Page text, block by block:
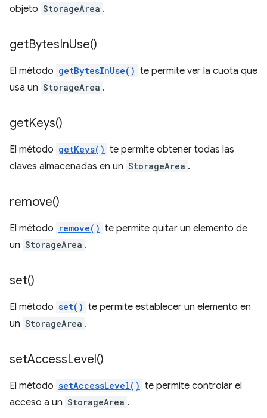
objeto StorageArea .
getBytesInUse()
El método getBytesInUse() te permite ver la cuota que
usa un StorageArea .
getKeys()
El método getKeys() te permite obtener todas las
claves almacenadas en un StorageArea .
remove()
El método remove() te permite quitar un elemento de
un StorageArea .
set()
El método set() te permite establecer un elemento en
un StorageArea .
setAccessLevel()
El método setAccessLevel() te permite controlar el
acceso a un StorageArea .